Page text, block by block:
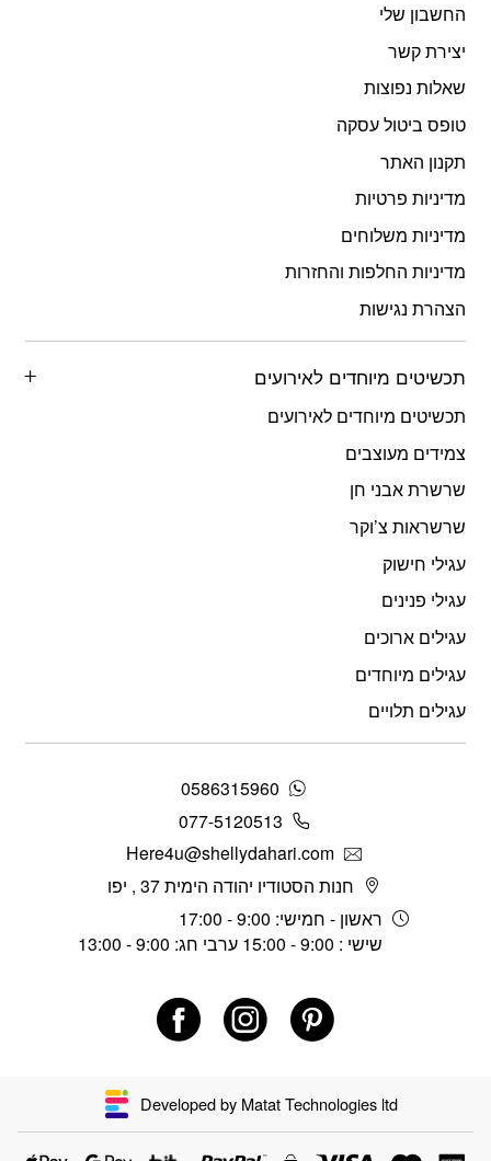
החשבון שלי
יצירת קשר
שאלות נפוצות
טופס ביטול עסקה
תקנון האתר
מדיניות פרטיות
מדיניות משלוחים
מדיניות החלפות והחזרות
הצהרת נגישות
תכשיטים מיוחדים לאירועים
תכשיטים מיוחדים לאירועים
צמידים מעוצבים
שרשרת אבני חן
שרשראות צ’וקר
עגילי חישוק
עגילי פנינים
עגילים ארוכים
עגילים מיוחדים
עגילים תלויים
0586315960
077-5120513
Here4u@shellydahari.com
חנות הסטודיו יהודה הימית 37 , יפו
ראשון - חמישי: 9:00 - 17:00
שישי : 9:00 - 15:00 ערבי חג: 9:00 - 13:00
Developed by Matat Technologies ltd